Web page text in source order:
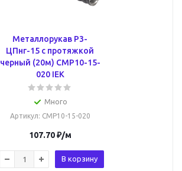
Металлорукав Р3-
ЦПнг-15 с протяжкой
черный (20м) CMP10-15-
020 IEK
Много
Артикул: CMP10-15-020
107.70₽/м
В корзину